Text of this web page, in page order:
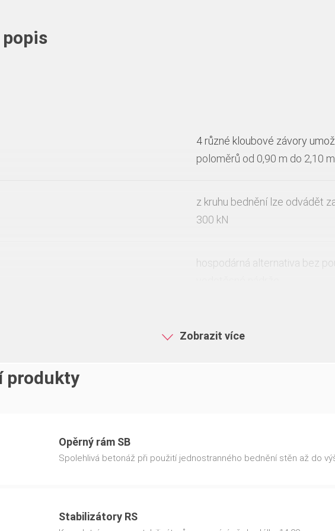
4 různé kloubové závory
poloměrů od 0,90 m do 2,10 m
z kruhu bednění lze odvádět
300 kN
hospodárná alternativa bez
Zobrazit více
produkty
Opěrný rám SB
Spolehlivá betonáž při použití jednostranného bednění stěn až do
Stabilizátory RS